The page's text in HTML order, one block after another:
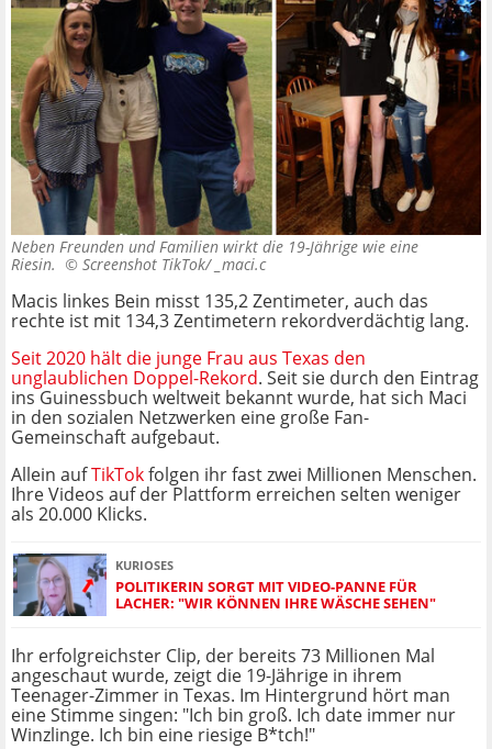
Neben Freunden und Familien wirkt die 19-Jährige wie eine
Riesin. © Screenshot TikTok/ _maci.c
Macis linkes Bein misst 135,2 Zentimeter, auch das
rechte ist mit 134,3 Zentimetern rekordverdächtig lang.
Seit 2020 hält die junge Frau aus Texas den
unglaublichen Doppel-Rekord. Seit sie durch den Eintrag
ins Guinessbuch weltweit bekannt wurde, hat sich Maci
in den sozialen Netzwerken eine große Fan-
Gemeinschaft aufgebaut.
Allein aufTikTokfolgen ihr fast zwei Millionen Menschen.
Ihre Videos auf der Plattform erreichen selten weniger
als 20.000 Klicks.
KURIOSES
POLITIKERIN SORGT MIT VIDEO-PANNE FÜR
LACHER: "WIR KÖNNEN IHRE WÄSCHE SEHEN"
Ihr erfolgreichster Clip, der bereits 73 Millionen Mal
angeschaut wurde, zeigt die 19-Jährige in ihrem
Teenager-Zimmer in Texas. Im Hintergrund hört man
eine Stimme singen: "Ich bin groß. Ich date immer nur
Winzlinge. Ich bin eine riesige B*tch!"